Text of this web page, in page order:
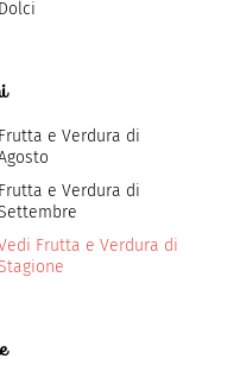
Dolci
Frutta e Verdura di
Frutta e Verdura di
Frutta e Verdura di